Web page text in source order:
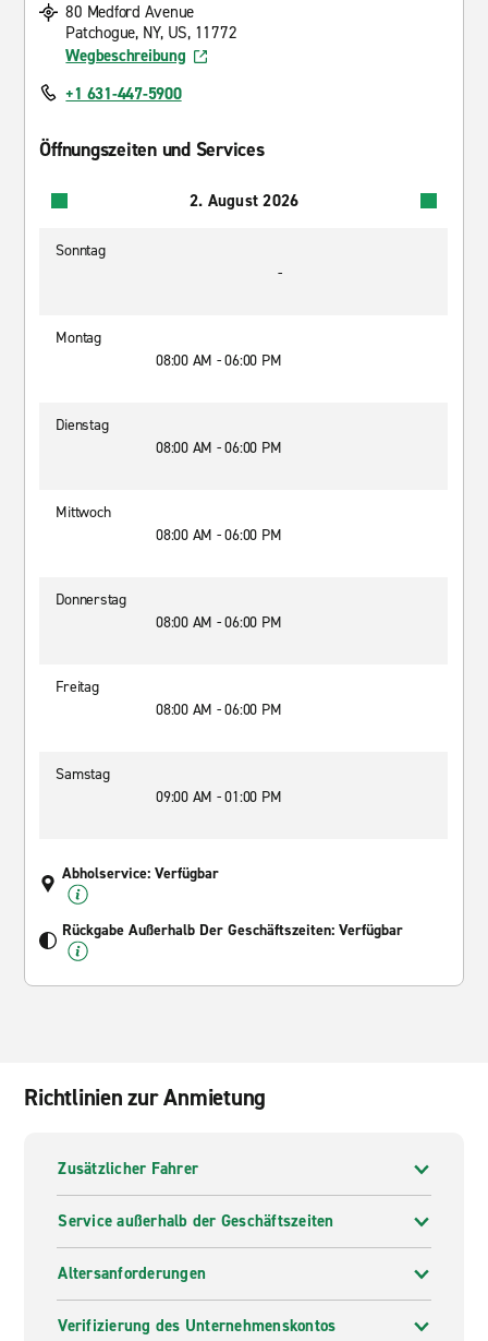
80 Medford Avenue
Patchogue, NY, US, 11772
Wegbeschreibung
+1 631-447-5900
Öffnungszeiten und Services
2. August 2026
Sonntag
-
Montag
08:00 AM - 06:00 PM
Dienstag
08:00 AM - 06:00 PM
Mittwoch
08:00 AM - 06:00 PM
Donnerstag
08:00 AM - 06:00 PM
Freitag
08:00 AM - 06:00 PM
Samstag
09:00 AM - 01:00 PM
Abholservice: Verfügbar
Rückgabe Außerhalb Der Geschäftszeiten: Verfügbar
Richtlinien zur Anmietung
Zusätzlicher Fahrer
Service außerhalb der Geschäftszeiten
Altersanforderungen
Verifizierung des Unternehmenskontos